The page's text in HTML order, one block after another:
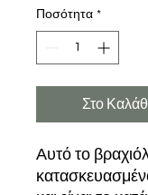
Ποσότητα *
Στο
Αυτό το